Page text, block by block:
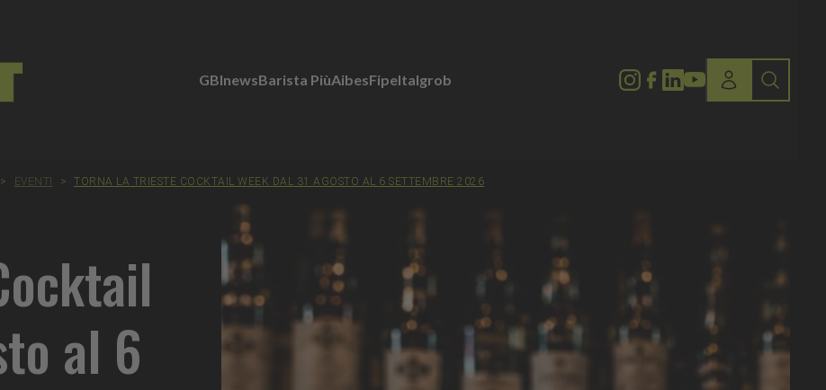
GBInewsBarista PiùAibesFipeItalgrob
> EVENTI > TORNA LA TRIESTE COCKTAIL WEEK DAL 31 AGOSTO AL 6 SETTEMBRE 2026
al 6